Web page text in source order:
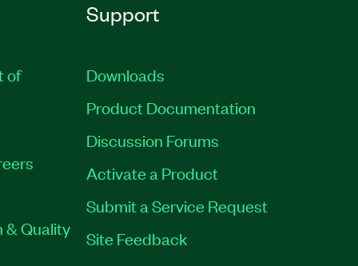
of
& Quality
Support
Downloads
Product Documentation
Discussion Forums
Activate a Product
Submit a Service Request
Site Feedback